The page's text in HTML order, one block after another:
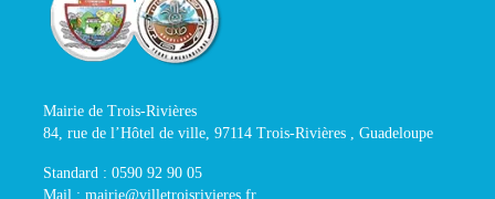
Mairie de Trois-Rivières
84, rue de l’Hôtel de ville, 97114 Trois-Rivières , Guadeloupe
Standard : 0590 92 90 05
Mail : mairie@villetroisrivieres.fr